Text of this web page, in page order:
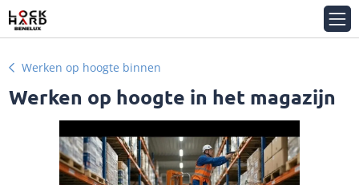
Werken op hoogte binnen
Werken op hoogte in het magazijn